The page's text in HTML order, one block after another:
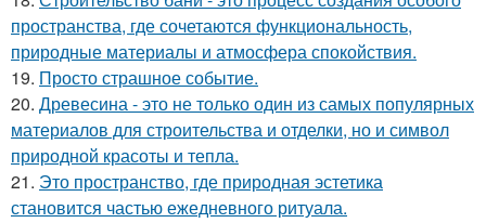
пространства, где сочетаются функциональность,
природные материалы и атмосфера спокойствия.
19. Просто страшное событие.
20. Древесина - это не только один из самых популярных
материалов для строительства и отделки, но и символ
природной красоты и тепла.
21. Это пространство, где природная эстетика
становится частью ежедневного ритуала.